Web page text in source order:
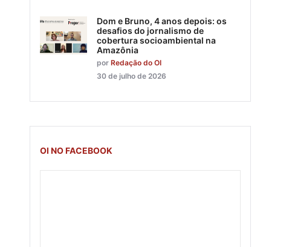
Dom e Bruno, 4 anos depois: os
desafios do jornalismo de
cobertura socioambiental na
Amazônia
por Redação do OI
30 de julho de 2026
OI NO FACEBOOK